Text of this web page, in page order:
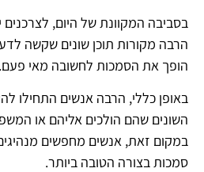
בסביבה המקוונת של היום, לצרכנים
הרבה מקורות תוכן שונים שקשה
הופך את הסמכות לחשובה מאי פעם.
באופן כללי, הרבה אנשים התחילו
השונים שהם הולכים אליהם או
במקום זאת, אנשים מחפשים
סמכות בצורה הטובה ביותר.